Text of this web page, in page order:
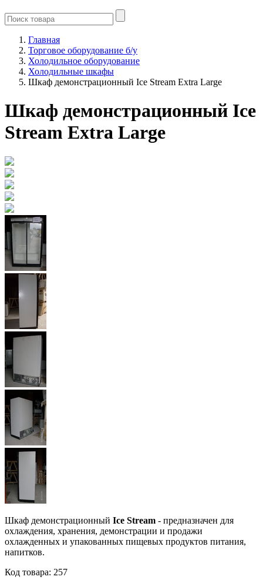
Главная
Торговое оборудование б/у
Холодильное оборудование
Холодильные шкафы
Шкаф демонстрационный Ice Stream Extra Large
Шкаф демонстрационный Ice
Stream Extra Large
Шкаф демонстрационный Ice Stream - предназначен для
охлаждения, хранения, демонстрации и продажи
охлажденных и упакованных пищевых продуктов питания,
напитков.
Код товара: 257